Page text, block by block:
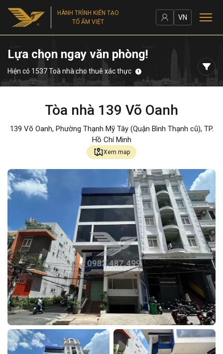
HÀNH TRÌNH KIẾN TẠO
TỔ ẤM VIỆT
VN
Lựa chọn ngay văn phòng!
Hiện có 1537 Toà nhà cho thuê xác thực
Tòa nhà 139 Võ Oanh
139 Võ Oanh, Phường Thạnh Mỹ Tây (Quận Bình Thạnh cũ), TP.
Hồ Chí Minh
Xem map